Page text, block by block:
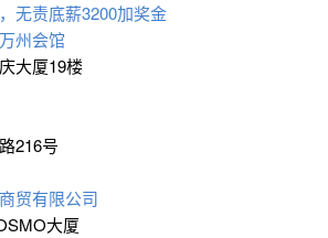
无责底薪3200加奖金
州会馆
大厦19楼
216号
贸有限公司
大厦